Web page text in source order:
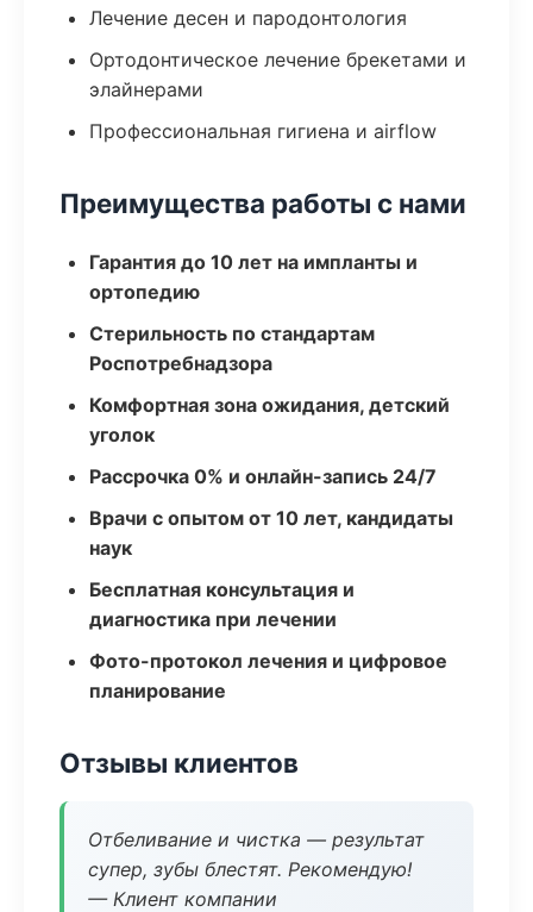
Лечение десен и пародонтология
Ортодонтическое лечение брекетами и
элайнерами
Профессиональная гигиена и airflow
Преимущества работы с нами
Гарантия до 10 лет на импланты и
ортопедию
Стерильность по стандартам
Роспотребнадзора
Комфортная зона ожидания, детский
уголок
Рассрочка 0% и онлайн-запись 24/7
Врачи с опытом от 10 лет, кандидаты
наук
Бесплатная консультация и
диагностика при лечении
Фото-протокол лечения и цифровое
планирование
Отзывы клиентов
Отбеливание и чистка — результат
супер, зубы блестят. Рекомендую!
— Клиент компании